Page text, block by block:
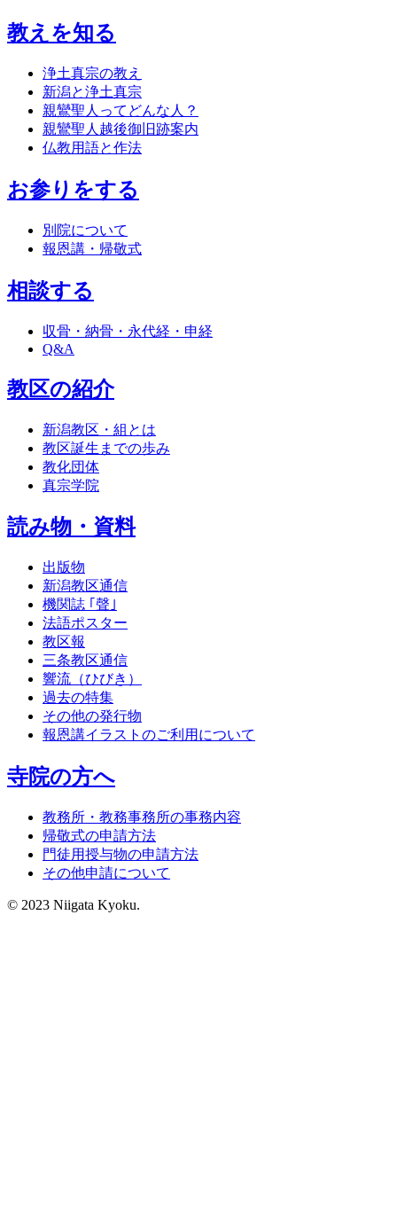
教えを知る
浄土真宗の教え
新潟と浄土真宗
親鸞聖人ってどんな人？
親鸞聖人越後御旧跡案内
仏教用語と作法
お参りをする
別院について
報恩講・帰敬式
相談する
収骨・納骨・永代経・申経
Q&A
教区の紹介
新潟教区・組とは
教区誕生までの歩み
教化団体
真宗学院
読み物・資料
出版物
新潟教区通信
機関誌 ｢聲｣
法語ポスター
教区報
三条教区通信
響流（ひびき）
過去の特集
その他の発行物
報恩講イラストのご利用について
寺院の方へ
教務所・教務事務所の事務内容
帰敬式の申請方法
門徒用授与物の申請方法
その他申請について
© 2023 Niigata Kyoku.